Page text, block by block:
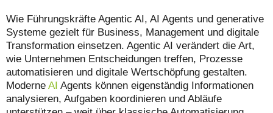
Wie Führungskräfte Agentic AI, AI Agents und generative
Systeme gezielt für Business, Management und digitale
Transformation einsetzen. Agentic AI verändert die Art,
wie Unternehmen Entscheidungen treffen, Prozesse
automatisieren und digitale Wertschöpfung gestalten.
Moderne AI Agents können eigenständig Informationen
analysieren, Aufgaben koordinieren und Abläufe